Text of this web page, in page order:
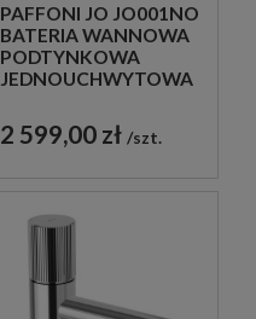
PAFFONI JO JO001NO
BATERIA WANNOWA
PODTYNKOWA
JEDNOUCHWYTOWA
2 599,00 zł szt.